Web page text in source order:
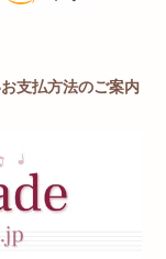
支払方法のご案内